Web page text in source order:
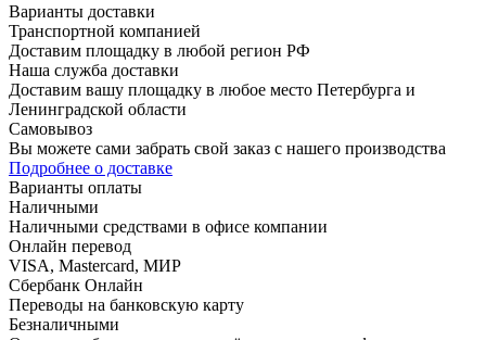
Варианты доставки
Транспортной компанией
Доставим площадку в любой регион РФ
Наша служба доставки
Доставим вашу площадку в любое место Петербурга и
Ленинградской области
Самовывоз
Вы можете сами забрать свой заказ с нашего производства
Подробнее о доставке
Варианты оплаты
Наличными
Наличными средствами в офисе компании
Онлайн перевод
VISA, Mastercard, МИР
Сбербанк Онлайн
Переводы на банковскую карту
Безналичными